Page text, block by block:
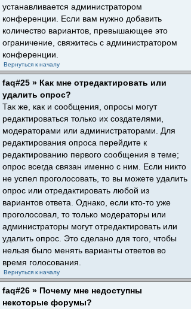
устанавливается администратором
конференции. Если вам нужно добавить
количество вариантов, превышающее это
ограничение, свяжитесь с администратором
конференции.
Вернуться к началу
faq#25 » Как мне отредактировать или
удалить опрос?
Так же, как и сообщения, опросы могут
редактироваться только их создателями,
модераторами или администраторами. Для
редактирования опроса перейдите к
редактированию первого сообщения в теме;
опрос всегда связан именно с ним. Если никто
не успел проголосовать, то вы можете удалить
опрос или отредактировать любой из
вариантов ответа. Однако, если кто-то уже
проголосовал, то только модераторы или
администраторы могут отредактировать или
удалить опрос. Это сделано для того, чтобы
нельзя было менять варианты ответов во
время голосования.
Вернуться к началу
faq#26 » Почему мне недоступны
некоторые форумы?